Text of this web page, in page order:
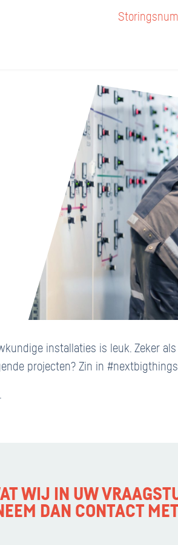
installaties is leuk. Zeker
projecten? Zin in
WIJ IN UW
DAN CONTACT